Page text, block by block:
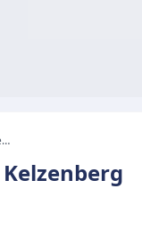
Betreuungsdienst Herzsache - Marion Kelzenberg